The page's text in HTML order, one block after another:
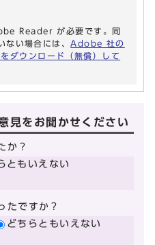
Reader が必要です。同
ない場合には、 Adobe 社の
ウンロード（無償）して
見をお聞かせください
か？
ともいえない
たですか？
どちらともいえない